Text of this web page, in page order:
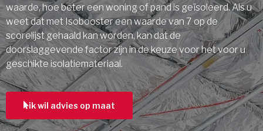
waarde, hoe beter een woning of pand is geïsoleerd. Als u
weet dat met Isobooster een waarde van 7 op de
scorelijst gehaald kan worden, kan dat de
doorslaggevende factor zijn in de keuze voor het voor u
geschikte isolatiemateriaal.
ik wil advies op maat